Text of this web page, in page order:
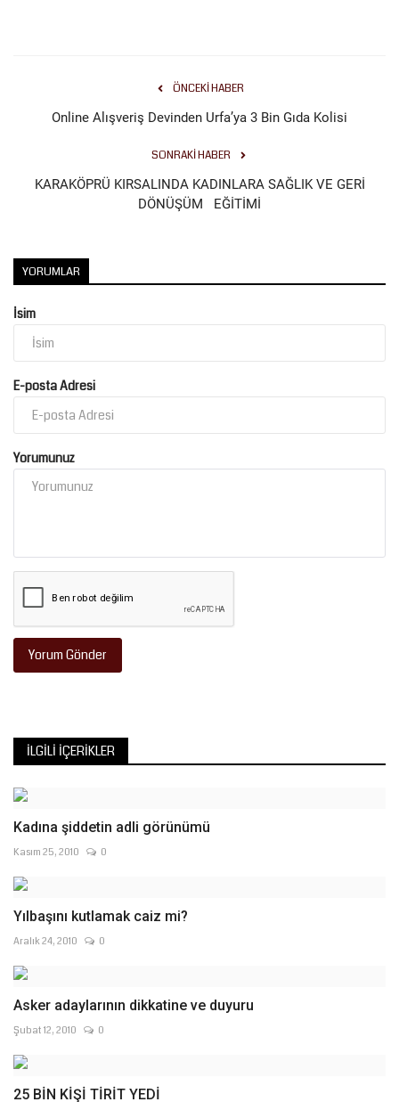
ÖNCEKI HABER
Online Alışveriş Devinden Urfa’ya 3 Bin Gıda Kolisi
SONRAKI HABER
KARAKÖPRÜ KIRSALINDA KADINLARA SAĞLIK VE GERİ
DÖNÜŞÜM EĞİTİMİ
YORUMLAR
İsim
E-posta Adresi
Yorumunuz
Yorum Gönder
İLGILI İÇERIKLER
Kadına şiddetin adli görünümü
Kasım 25, 2010 0
Yılbaşını kutlamak caiz mi?
Aralık 24, 2010 0
Asker adaylarının dikkatine ve duyuru
Şubat 12, 2010 0
25 BİN KİŞİ TİRİT YEDİ